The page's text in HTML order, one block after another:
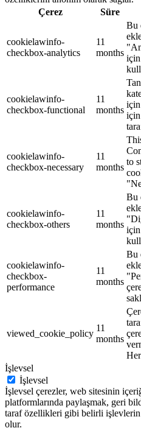
Çerez
Süre
cookielawinfo-
checkbox-analytics
11
months
Bu
için
cookielawinfo-
checkbox-functional
11
months
için
için
cookielawinfo-
checkbox-necessary
11
months
to
cookielawinfo-
checkbox-others
11
months
Bu
için
cookielawinfo-
checkbox-
performance
11
months
Bu
viewed_cookie_policy
11
months
İşlevsel
İşlevsel
İşlevsel çerezler, web sitesinin
platformlarında paylaşmak, geri
taraf özellikleri gibi belirli işlevlerin
olur.